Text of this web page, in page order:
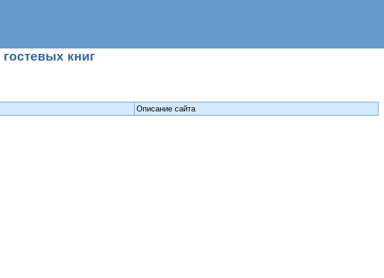
гостевых книг
Описание сайта